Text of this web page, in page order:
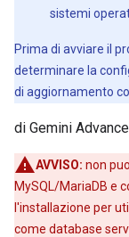
sistemi
Prima di avviare il
determinare la
di aggiornamento
di Gemini
AVVISO: non
MySQL/MariaDB e
l'installazione per
come database